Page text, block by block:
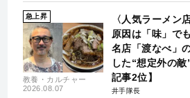
急上昇
教養・カルチャー
2026.08.07
〈人気ラーメン
原因は「味」で
名店「渡なべ」
した“想定外の
記事2位】
井手隊長